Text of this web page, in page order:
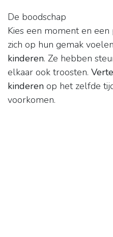
De boodschap
Kies een moment en
zich op hun gemak
kinderen. Ze hebben
elkaar ook troosten.
kinderen op het zelfde
voorkomen.